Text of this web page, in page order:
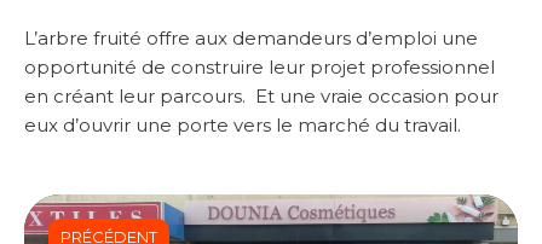
L’arbre fruité offre aux demandeurs d’emploi une
opportunité de construire leur projet professionnel
en créant leur parcours. Et une vraie occasion pour
eux d’ouvrir une porte vers le marché du travail.
PRÉCÉDENT